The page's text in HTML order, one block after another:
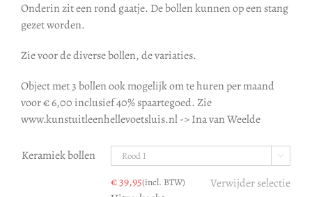
Onderin zit een rond gaatje. De bollen kunnen op een stang
gezet worden.
Zie voor de diverse bollen, de variaties.
Object met 3 bollen ook mogelijk om te huren per maand
voor € 6,00 inclusief 40% spaartegoed. Zie
www.kunstuitleenhellevoetsluis.nl -> Ina van Weelde
Keramiek bollen 
€39,95(incl. BTW) Verwijder selectie